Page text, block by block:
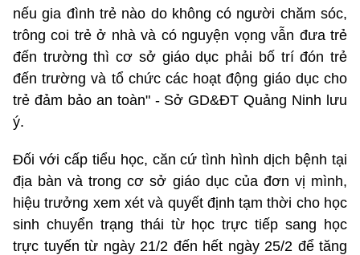
nếu gia đình trẻ nào do không có người chăm sóc,
trông coi trẻ ở nhà và có nguyện vọng vẫn đưa trẻ
đến trường thì cơ sở giáo dục phải bố trí đón trẻ
đến trường và tổ chức các hoạt động giáo dục cho
trẻ đảm bảo an toàn" - Sở GD&ĐT Quảng Ninh lưu
ý.
Đối với cấp tiểu học, căn cứ tình hình dịch bệnh tại
địa bàn và trong cơ sở giáo dục của đơn vị mình,
hiệu trưởng xem xét và quyết định tạm thời cho học
sinh chuyển trạng thái từ học trực tiếp sang học
trực tuyến từ ngày 21/2 đến hết ngày 25/2 để tăng